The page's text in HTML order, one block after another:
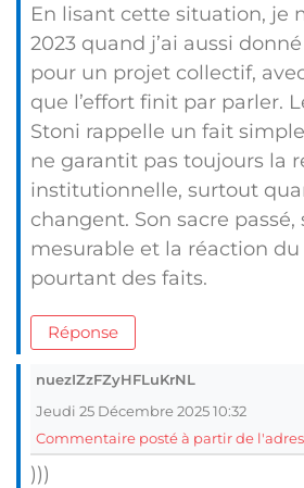
En lisant cette situation, je
2023 quand j’ai aussi
pour un projet collectif,
que l’effort finit par parler.
Stoni rappelle un fait
ne garantit pas toujours la
institutionnelle, surtout
changent. Son sacre
mesurable et la réaction
pourtant des faits.
Réponse
nuezIZzFZyHFLuKrNL
Jeudi 25 Décembre 2025 10:32
Commentaire posté à partir de
)))